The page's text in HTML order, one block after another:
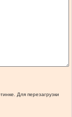
Для перезагрузки